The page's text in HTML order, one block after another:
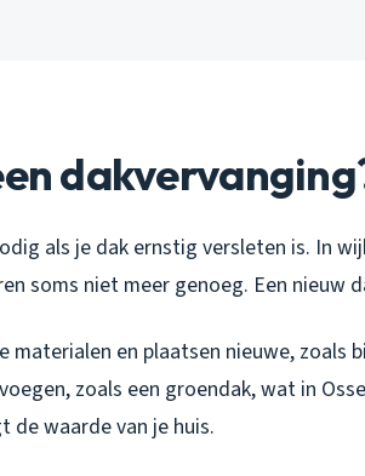
als je dak ernstig versleten is. In
soms niet meer genoeg. Een nieuw
materialen en plaatsen nieuwe, zoals
zoals een groendak, wat in
de waarde van je huis.